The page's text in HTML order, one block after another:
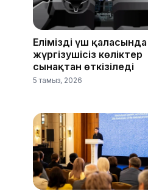
Еліміздің үш қаласында
жүргізушісіз көліктер
сынақтан өткізіледі
5 тамыз, 2026